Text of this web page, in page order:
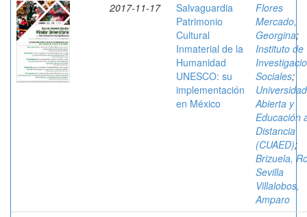
2017-11-17
Salvaguardia
Patrimonio
Cultural
Inmaterial de la
Humanidad
UNESCO: su
implementación
en México
Flores
Mercado,
Georgina;
Instituto de
Sociales;
Universidad
Abierta y
Educación
Distancia
(CUAED);
Brizuela,
Sevilla
Villalobos,
Amparo